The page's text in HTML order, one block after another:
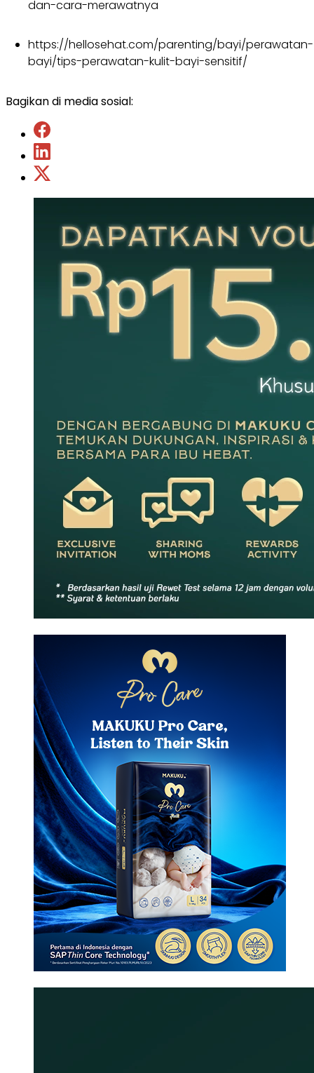
dan-cara-merawatnya
https://hellosehat.com/parenting/bayi/perawatan-
bayi/tips-perawatan-kulit-bayi-sensitif/
Bagikan di media sosial: